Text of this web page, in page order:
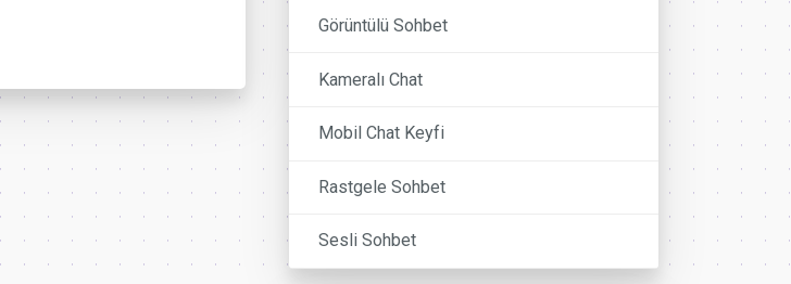
Görüntülü Sohbet
Kameralı Chat
Mobil Chat Keyfi
Rastgele Sohbet
Sesli Sohbet